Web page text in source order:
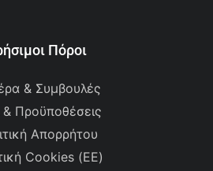
Πόροι
& Συμβουλές
Προϋποθέσεις
Απορρήτου
Cookies (ΕΕ)